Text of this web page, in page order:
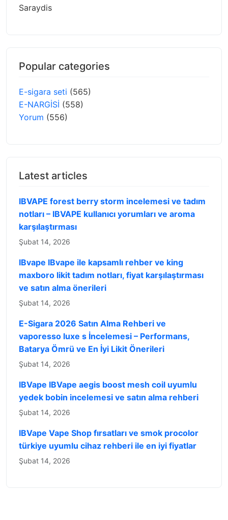
Saraydis
Popular categories
E-sigara seti (565)
E-NARGİSİ (558)
Yorum (556)
Latest articles
IBVAPE forest berry storm incelemesi ve tadım
notları – IBVAPE kullanıcı yorumları ve aroma
karşılaştırması
Şubat 14, 2026
IBvape IBvape ile kapsamlı rehber ve king
maxboro likit tadım notları, fiyat karşılaştırması
ve satın alma önerileri
Şubat 14, 2026
E-Sigara 2026 Satın Alma Rehberi ve
vaporesso luxe s İncelemesi – Performans,
Batarya Ömrü ve En İyi Likit Önerileri
Şubat 14, 2026
IBVape IBVape aegis boost mesh coil uyumlu
yedek bobin incelemesi ve satın alma rehberi
Şubat 14, 2026
IBVape Vape Shop fırsatları ve smok procolor
türkiye uyumlu cihaz rehberi ile en iyi fiyatlar
Şubat 14, 2026